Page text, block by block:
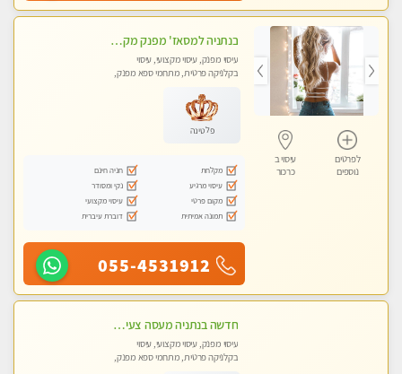
לפרטים
נוספים
עיסוי ב
כרכור
בנתניה למסאז' מפנק מקצועי מרגיע ומשחרר את כל הגוף!- ללא מין!
עיסוי מפנק, עיסוי מקצועי, עיסוי
בקלניקה פרטית, מתחמי ספא מפנק,
פלטינה
מקלחת
חניה חינם
עיסוי מרגיע
נקי ומסודר
מקום פרטי
עיסוי מקצועי
תמונה אמיתית
דוברת עיברית
055-4531912
חדשה בנתניה מעסה צעירה איכותית וקלאסית מזמינה אותך לעיסוי נעים מפנק ומרגיע . . . highly recommended..new in the city
עיסוי מפנק, עיסוי מקצועי, עיסוי
בקלניקה פרטית, מתחמי ספא מפנק,